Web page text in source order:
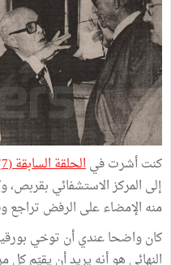
كنت أشرت فيالحلقة السابقة (7)
إلى المركز الاستشفائي
منه الإمضاء على الرفض تراجع
كان واضحا عندي أن توخي